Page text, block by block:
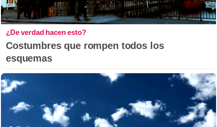
¿De verdad hacen esto?
Costumbres que rompen todos los
esquemas